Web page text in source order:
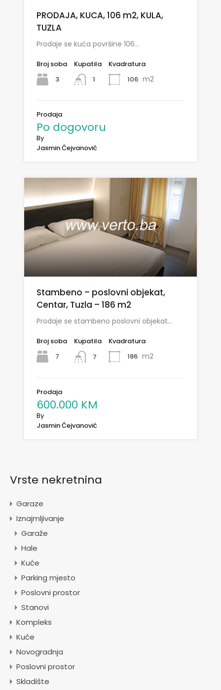
PRODAJA, KUCA, 106 m2, KULA,
TUZLA
Prodaje se kuća površine 106…
Broj soba
3
Kupatila
1
Kvadratura
106 m2
Prodaja
Po dogovoru
By
Jasmin Ćejvanović
Stambeno – poslovni objekat,
Centar, Tuzla – 186 m2
Prodaje se stambeno poslovni objekat…
Broj soba
7
Kupatila
7
Kvadratura
186 m2
Prodaja
600.000 KM
By
Jasmin Ćejvanović
Vrste nekretnina
Garaze
Iznajmljivanje
Garaže
Hale
Kuće
Parking mjesto
Poslovni prostor
Stanovi
Kompleks
Kuće
Novogradnja
Poslovni prostor
Skladište